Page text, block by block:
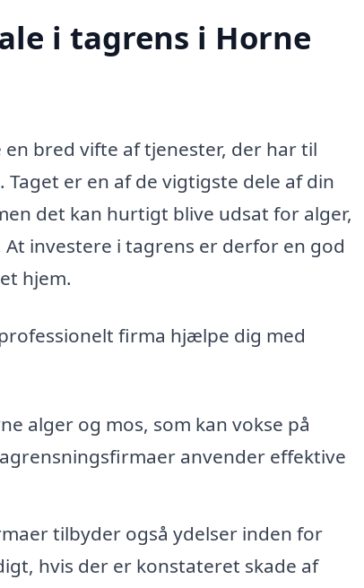
i tagrens i Horne
en bred vifte af tjenester, der har til
er en af de vigtigste dele af din
det kan hurtigt blive udsat for alger,
investere i tagrens er derfor en god
hjem.
firma hjælpe dig med
alger og mos, som kan vokse på
anvender effektive
tilbyder også ydelser inden for
hvis der er konstateret skade af